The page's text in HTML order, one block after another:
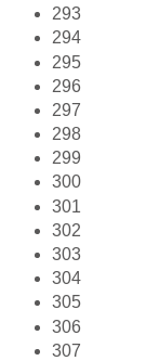
293
294
295
296
297
298
299
300
301
302
303
304
305
306
307